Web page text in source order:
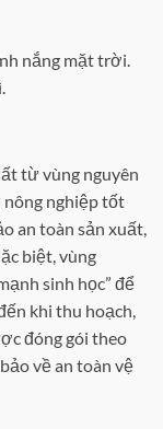
nắng mặt trời.
từ vùng nguyên
nông nghiệp tốt
an toàn sản xuất,
biệt, vùng
sinh học” để
khi thu hoạch,
đóng gói theo
về an toàn vệ